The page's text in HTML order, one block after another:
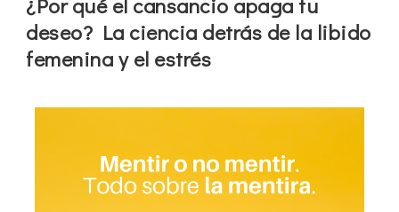
deseo? La ciencia detrás de la libido
femenina y el estrés